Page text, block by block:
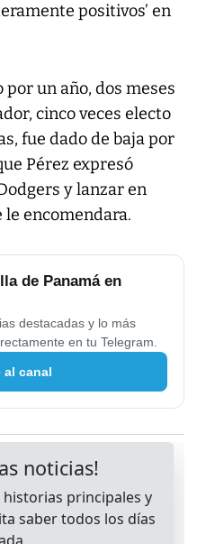
positivos’ en
un año, dos meses
cinco veces electo
fue dado de baja por
Pérez expresó
y lanzar en
encomendara.
de Panamá en
destacadas y lo más
en tu Telegram.
al canal